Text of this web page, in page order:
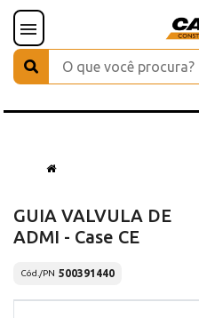
GUIA VALVULA DE
ADMI - Case CE
Cód./PN 500391440